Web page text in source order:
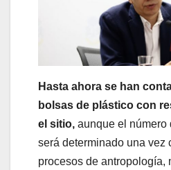
Hasta ahora se han
bolsas de plástico con
el sitio, aunque el número
será determinado una vez
procesos de antropología,